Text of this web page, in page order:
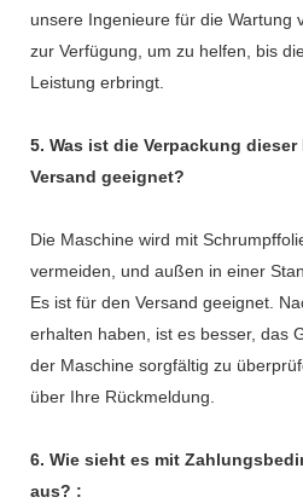
unsere Ingenieure für die Wartung
zur Verfügung, um zu helfen, bis
Leistung erbringt.
5. Was ist die Verpackung
Versand geeignet?
Die Maschine wird mit
vermeiden, und außen in einer
Es ist für den Versand geeignet.
erhalten haben, ist es besser, das
der Maschine sorgfältig zu
über Ihre Rückmeldung.
6. Wie sieht es mit
aus? :